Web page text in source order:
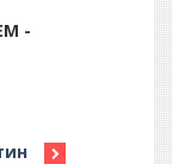
-